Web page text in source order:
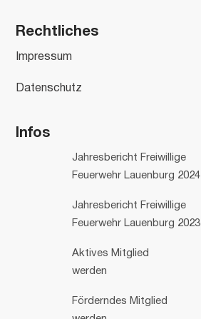
Rechtliches
Impressum
Datenschutz
Infos
Jahresbericht Freiwillige
Feuerwehr Lauenburg 2024
Jahresbericht Freiwillige
Feuerwehr Lauenburg 2023
Aktives Mitglied
werden
Förderndes Mitglied